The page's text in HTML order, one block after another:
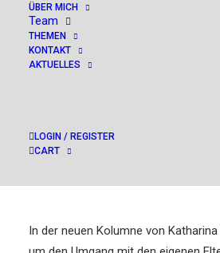
ÜBER MICH
Team
THEMEN
KONTAKT
AKTUELLES
LOGIN / REGISTER
CART
In der neuen Kolumne von